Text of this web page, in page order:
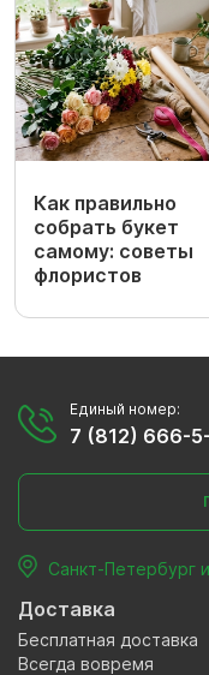
Как правильно
собрать букет
самому: советы
флористов
Единый номер:
7 (812) 666-
Санкт-Петербург
Доставка
Бесплатная доставка
Всегда вовремя